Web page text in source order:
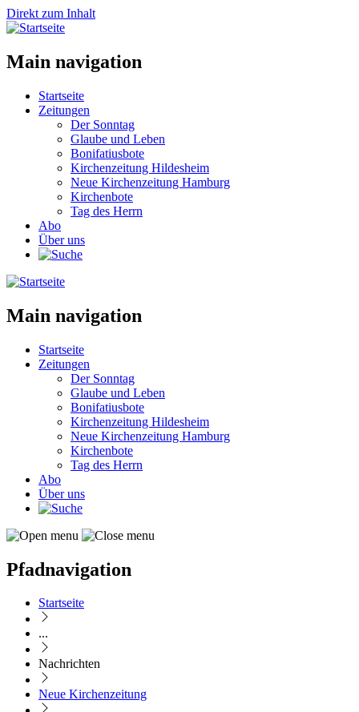
Direkt zum Inhalt
Main navigation
Startseite
Zeitungen
Der Sonntag
Glaube und Leben
Bonifatiusbote
Kirchenzeitung Hildesheim
Neue Kirchenzeitung Hamburg
Kirchenbote
Tag des Herrn
Abo
Über uns
Main navigation
Startseite
Zeitungen
Der Sonntag
Glaube und Leben
Bonifatiusbote
Kirchenzeitung Hildesheim
Neue Kirchenzeitung Hamburg
Kirchenbote
Tag des Herrn
Abo
Über uns
Pfadnavigation
Startseite
...
Nachrichten
Neue Kirchenzeitung